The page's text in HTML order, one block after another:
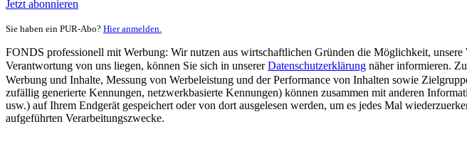
Jetzt abonnieren
Sie haben ein PUR-Abo? Hier anmelden.
FONDS professionell mit Werbung: Wir nutzen aus wirtschaftlichen Gründen die Möglichkeit,
Verantwortung von uns liegen, können Sie sich in unsererDatenschutzerklärung näher informieren.
Werbung und Inhalte, Messung von Werbeleistung und der Performance von Inhalten sowie
zufällig generierte Kennungen, netzwerkbasierte Kennungen) können zusammen mit anderen
usw.) auf Ihrem Endgerät gespeichert oder von dort ausgelesen werden, um es jedes Mal
aufgeführten Verarbeitungszwecke.